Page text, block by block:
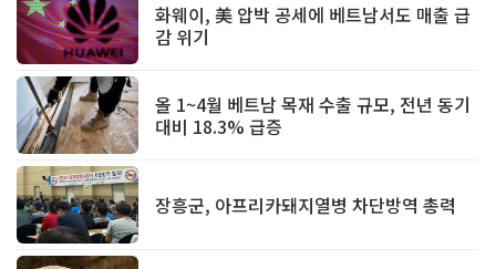
화웨이, 美 압박 공세에 베트남서도 매출 급
감 위기
올 1~4월 베트남 목재 수출 규모, 전년 동기
대비 18.3% 급증
장흥군, 아프리카돼지열병 차단방역 총력